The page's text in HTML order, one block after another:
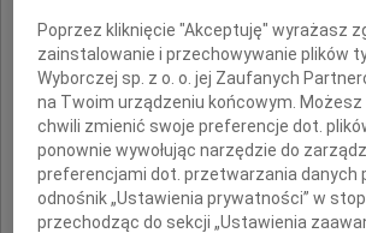
Irenie Olechowskiej wyrazy serdecznego
Witold Daniłowiczowie
Z żalem żegnam Andrzeja Olechowskiego
1989-1991, ministra spraw zagranicznych w latach
Poprzez kliknięcie "Akceptuję" wyrażasz
zainstalowanie i przechowywanie plików
Wyborczej sp. z o. o. jej Zaufanych
na Twoim urządzeniu końcowym.
chwili zmienić swoje preferencje dot.
ponownie wywołując narzędzie do
preferencjami dot. przetwarzania danych
odnośnik „Ustawienia prywatności” w
przechodząc do sekcji „Ustawienia